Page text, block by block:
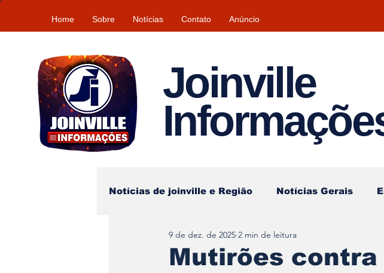
Home Sobre Notícias Contato Anúncio
Joinville
Notícias de joinville e Região Notícias Gerais
Tempo\clima
Mutirões
9 de dez. de 2025 2 min de leitura